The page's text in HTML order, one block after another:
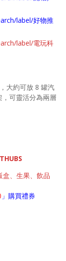
label/好物推
label/電玩科
大約可放 8 罐汽
可靈活分為兩層
盒、生果、飲品
」購買禮券